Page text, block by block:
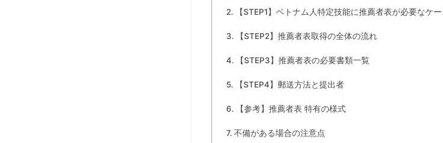
【STEP1】ベトナム人特定技能に推薦者表が必要なケ
【STEP2】推薦者表取得の全体の流れ
【STEP3】推薦者表の必要書類一覧
【STEP4】郵送方法と提出者
【参考】推薦者表 特有の様式
不備がある場合の注意点